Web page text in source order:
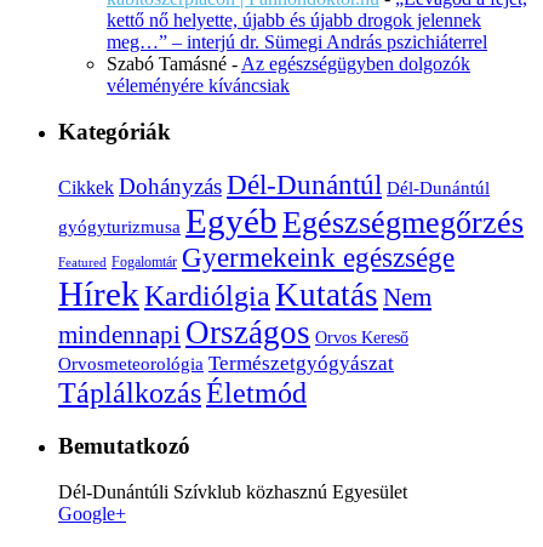
kettő nő helyette, újabb és újabb drogok jelennek
meg…” – interjú dr. Sümegi András pszichiáterrel
Szabó Tamásné - Az egészségügyben dolgozók
véleményére kíváncsiak
Kategóriák
Cikkek DohányzásDél-Dunántúl Dél-Dunántúl
gyógyturizmusa EgyébEgészségmegőrzés
Featured Fogalomtár Gyermekeink egészsége
HírekKardiólgia Kutatás Nem
mindennapi Országos Orvos Kereső
Orvosmeteorológia Természetgyógyászat
TáplálkozásÉletmód
Bemutatkozó
Dél-Dunántúli Szívklub közhasznú Egyesület
Google+